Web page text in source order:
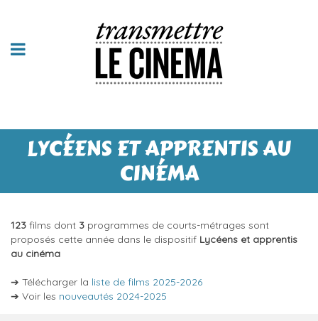
LYCÉENS ET APPRENTIS AU
CINÉMA
123 films dont 3 programmes de courts-métrages sont
proposés cette année dans le dispositif Lycéens et apprentis
au cinéma
➔ Télécharger la liste de films 2025-2026
➔ Voir les nouveautés 2024-2025